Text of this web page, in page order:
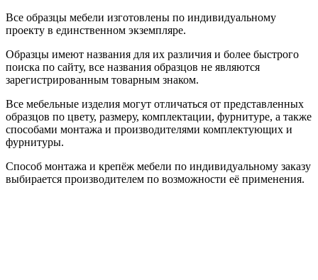
Все образцы мебели изготовлены по индивидуальному
проекту в единственном экземпляре.
Образцы имеют названия для их различия и более быстрого
поиска по сайту, все названия образцов не являются
зарегистрированным товарным знаком.
Все мебельные изделия могут отличаться от представленных
образцов по цвету, размеру, комплектации, фурнитуре, а также
способами монтажа и производителями комплектующих и
фурнитуры.
Способ монтажа и крепёж мебели по индивидуальному заказу
выбирается производителем по возможности её применения.